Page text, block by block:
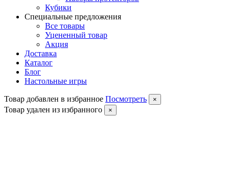
Кубики
Специальные предложения
Все товары
Уцененный товар
Акция
Доставка
Каталог
Блог
Настольные игры
Товар добавлен в избранное Посмотреть ×
Товар удален из избранного ×